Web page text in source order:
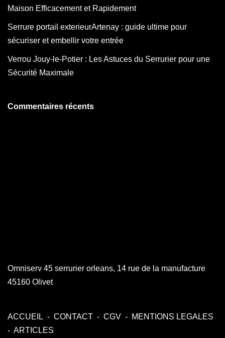
Maison Efficacement et Rapidement
Serrure portail exterieurArtenay : guide ultime pour
sécuriser et embellir votre entrée
Verrou Jouy-le-Potier : Les Astuces du Serrurier pour une
Sécurité Maximale
Commentaires récents
Omniserv 45 serrurier orleans, 14 rue de la manufacture
45160 Olivet
ACCUEIL - CONTACT - CGV - MENTIONS LEGALES
- ARTICLES